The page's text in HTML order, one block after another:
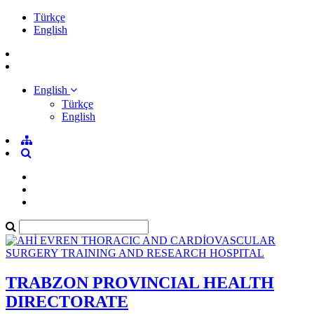
Türkçe
English
English
Türkçe
English
TRABZON PROVINCIAL HEALTH
DIRECTORATE